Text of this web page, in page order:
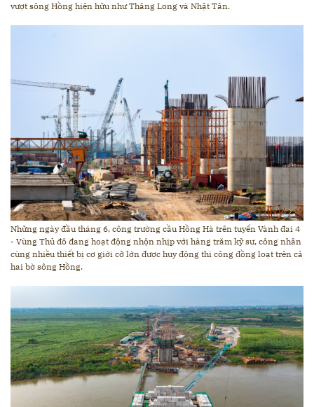
vượt sông Hồng hiện hữu như Thăng Long và Nhật Tân.
Những ngày đầu tháng 6, công trường cầu Hồng Hà trên tuyến Vành đai 4
- Vùng Thủ đô đang hoạt động nhộn nhịp với hàng trăm kỹ sư, công nhân
cùng nhiều thiết bị cơ giới cỡ lớn được huy động thi công đồng loạt trên cả
hai bờ sông Hồng.